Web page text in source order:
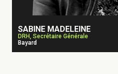
SABINE MADELEINE
DRH, Secrétaire Générale
Bayard